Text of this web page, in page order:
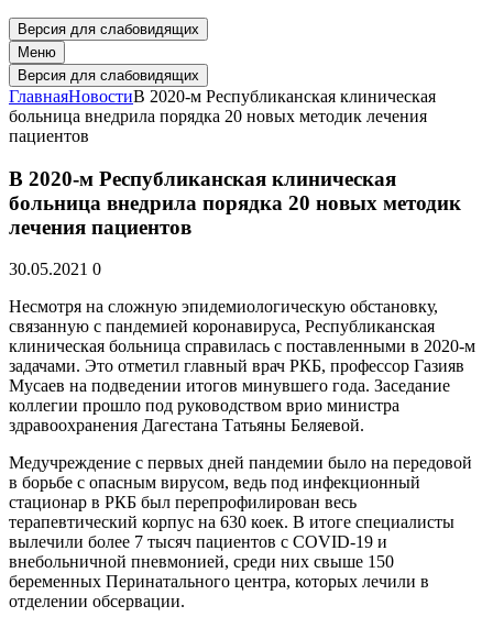
Версия для слабовидящих
Меню
Версия для слабовидящих
ГлавнаяНовостиВ 2020-м Республиканская клиническая
больница внедрила порядка 20 новых методик лечения
пациентов
В 2020-м Республиканская клиническая
больница внедрила порядка 20 новых методик
лечения пациентов
30.05.2021 0
Несмотря на сложную эпидемиологическую обстановку,
связанную с пандемией коронавируса, Республиканская
клиническая больница справилась с поставленными в 2020-м
задачами. Это отметил главный врач РКБ, профессор Газияв
Мусаев на подведении итогов минувшего года. Заседание
коллегии прошло под руководством врио министра
здравоохранения Дагестана Татьяны Беляевой.
Медучреждение с первых дней пандемии было на передовой
в борьбе с опасным вирусом, ведь под инфекционный
стационар в РКБ был перепрофилирован весь
терапевтический корпус на 630 коек. В итоге специалисты
вылечили более 7 тысяч пациентов с COVID-19 и
внебольничной пневмонией, среди них свыше 150
беременных Перинатального центра, которых лечили в
отделении обсервации.